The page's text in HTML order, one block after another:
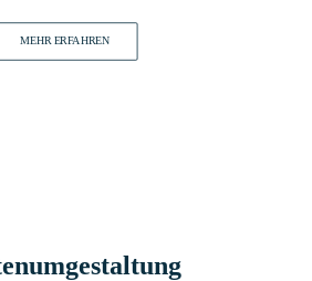
MEHR ERFAHREN